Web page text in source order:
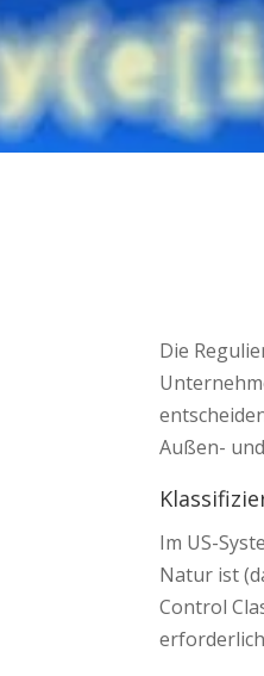
Die
Außen-
Im US-
Natur ist
Control